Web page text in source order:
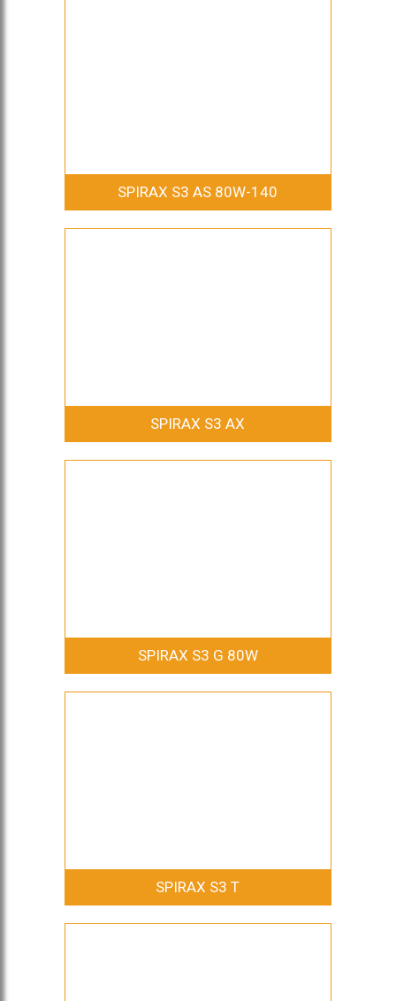
SPIRAX S3 AS 80W-140
SPIRAX S3 AX
SPIRAX S3 G 80W
SPIRAX S3 T